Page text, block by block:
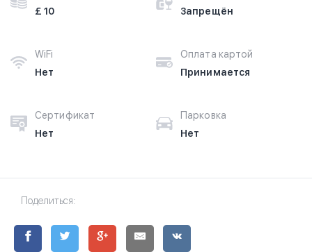
£ 10
Запрещён
WiFi
Нет
Оплата картой
Принимается
Сертификат
Нет
Парковка
Нет
Поделиться: